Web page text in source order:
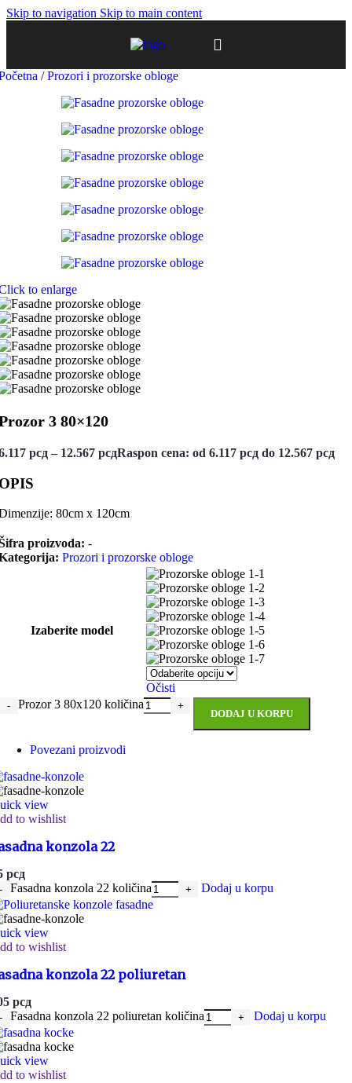
Skip to navigation Skip to main content
/ Prozori i prozorske obloge
to enlarge
3 80×120
рсд – 12.567 рсдRaspon cena: od 6.117 рсд do 12.567 рсд
80cm x 120cm
proizvoda: -
Prozori i prozorske obloge
Izaberite model
1-1
1-2
1-3
1-4
1-5
1-6
1-7
Očisti
Prozor 3 80x120 količina
DODAJ U KORPU
Povezani proizvodi
view
to wishlist
konzola 22
рсд
Fasadna konzola 22 količina
Dodaj u korpu
view
to wishlist
konzola 22 poliuretan
рсд
Fasadna konzola 22 poliuretan količina
Dodaj u korpu
view
to wishlist